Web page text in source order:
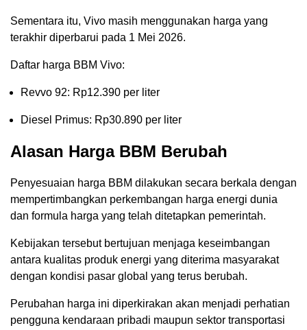
Sementara itu, Vivo masih menggunakan harga yang
terakhir diperbarui pada 1 Mei 2026.
Daftar harga BBM Vivo:
Revvo 92: Rp12.390 per liter
Diesel Primus: Rp30.890 per liter
Alasan Harga BBM Berubah
Penyesuaian harga BBM dilakukan secara berkala dengan
mempertimbangkan perkembangan harga energi dunia
dan formula harga yang telah ditetapkan pemerintah.
Kebijakan tersebut bertujuan menjaga keseimbangan
antara kualitas produk energi yang diterima masyarakat
dengan kondisi pasar global yang terus berubah.
Perubahan harga ini diperkirakan akan menjadi perhatian
pengguna kendaraan pribadi maupun sektor transportasi